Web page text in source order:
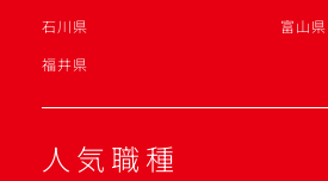
石川県
富山県
福井県
人気職種